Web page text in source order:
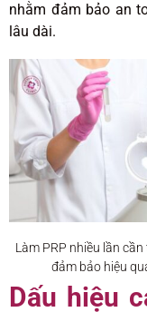
nhằm đảm bảo an
lâu dài.
Làm PRP nhiều lần
đảm bảo hiệu
Dấu hiệu